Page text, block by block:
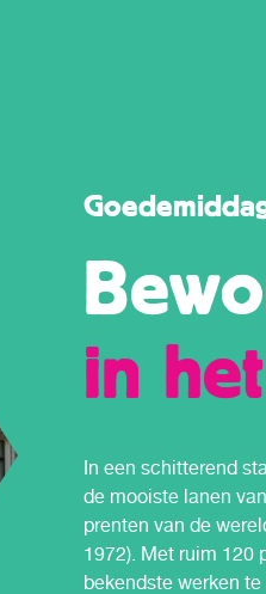
in
In een schitterend
de mooiste lanen
prenten van de
1972). Met ruim 120
bekendste werken